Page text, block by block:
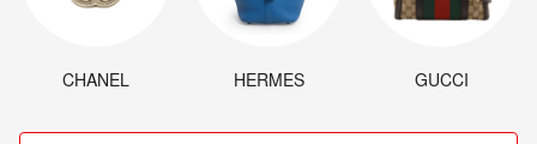
CHANEL HERMES GUCCI